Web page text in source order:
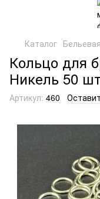
Каталог
Кольцо для
Никель 50
Артикул: 460